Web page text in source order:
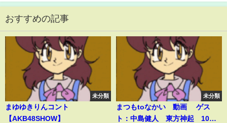
おすすめの記事
未分類
まゆゆきりんコント
【AKB48SHOW】
未分類
まつもtoなかい 動画 ゲス
ト：中島健人 東方神起 10月1